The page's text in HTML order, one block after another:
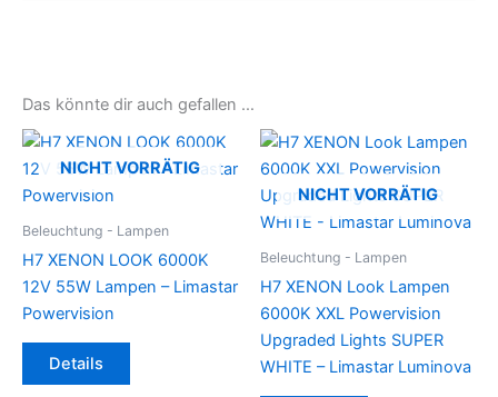
Das könnte dir auch gefallen …
NICHT VORRÄTIG
Beleuchtung - Lampen
H7 XENON LOOK 6000K
12V 55W Lampen – Limastar
Powervision
Details
NICHT VORRÄTIG
Beleuchtung - Lampen
H7 XENON Look Lampen
6000K XXL Powervision
Upgraded Lights SUPER
WHITE – Limastar Luminova